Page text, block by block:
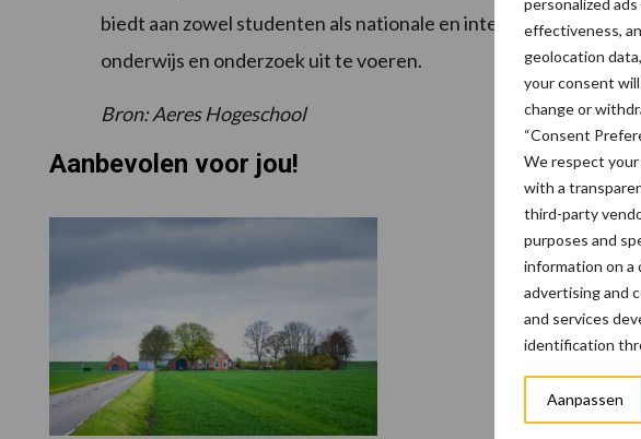
personalized
effectiveness,
geolocation
your consent will
change or
“Consent
We respect
with a
third-party
purposes and
information on a
advertising and
and services
identification
Aanpassen
biedt aan zowel studenten als nationale en internationale
onderwijs en onderzoek uit te voeren.
Bron: Aeres Hogeschool
Aanbevolen voor jou!